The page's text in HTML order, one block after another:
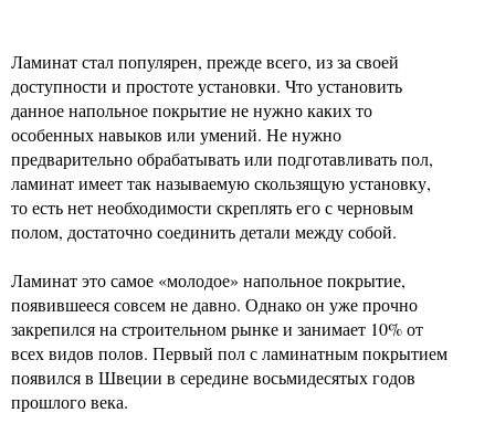
Ламинат стал популярен, прежде всего, из за своей
доступности и простоте установки. Что установить
данное напольное покрытие не нужно каких то
особенных навыков или умений. Не нужно
предварительно обрабатывать или подготавливать пол,
ламинат имеет так называемую скользящую установку,
то есть нет необходимости скреплять его с черновым
полом, достаточно соединить детали между собой.
Ламинат это самое «молодое» напольное покрытие,
появившееся совсем не давно. Однако он уже прочно
закрепился на строительном рынке и занимает 10% от
всех видов полов. Первый пол с ламинатным покрытием
появился в Швеции в середине восьмидесятых годов
прошлого века.